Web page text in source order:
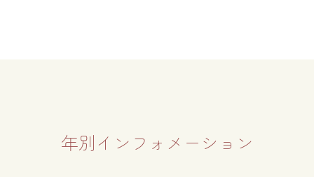
年別インフォメーション